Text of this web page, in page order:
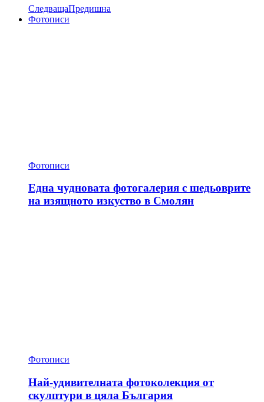
СледващаПредишна
Фотописи
Фотописи
Една чудновата фотогалерия с шедьоврите
на изящното изкуство в Смолян
Фотописи
Най-удивителната фотоколекция от
скулптури в цяла България